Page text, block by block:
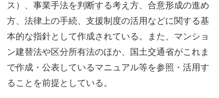
ス）、事業手法を判断する考え方、合意形成の進め
方、法律上の手続、支援制度の活用などに関する基
本的な指針として作成されている。また、マンショ
ン建替法や区分所有法のほか、国土交通省がこれま
で作成・公表しているマニュアル等を参照・活用す
ることを前提としている。